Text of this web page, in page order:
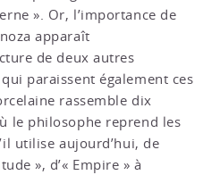
». Or, l’importance de
apparaît
de deux autres
paraissent également ces
rassemble dix
le philosophe reprend les
utilise aujourd’hui, de
», d’« Empire » à